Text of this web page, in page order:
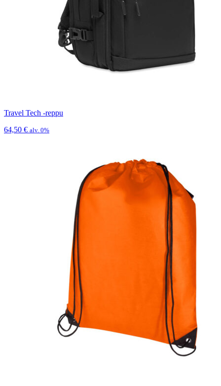
Travel Tech -reppu
64,50 € alv. 0%